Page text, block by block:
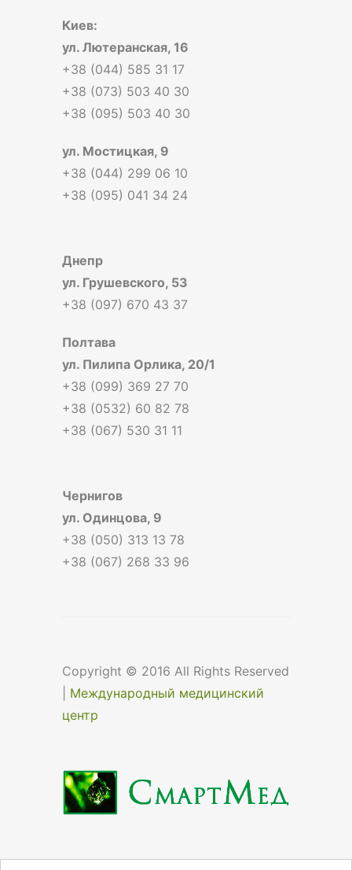
Киев:
ул. Лютеранская, 16
+38 (044) 585 31 17
+38 (073) 503 40 30
+38 (095) 503 40 30
ул. Мостицкая, 9
+38 (044) 299 06 10
+38 (095) 041 34 24
Днепр
ул. Грушевского, 53
+38 (097) 670 43 37
Полтава
ул. Пилипа Орлика, 20/1
+38 (099) 369 27 70
+38 (0532) 60 82 78
+38 (067) 530 31 11
Чернигов
ул. Одинцова, 9
+38 (050) 313 13 78
+38 (067) 268 33 96
Copyright © 2016 All Rights Reserved
Международный медицинский
центр